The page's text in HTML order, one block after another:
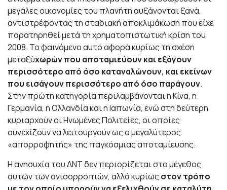
μεγάλες οικονομίες του πλανήτη αυξάνονται ξανά,
αντιστρέφοντας τη σταδιακή αποκλιμάκωση που είχε
παρατηρηθεί μετά τη χρηματοπιστωτική κρίση του
2008. Το φαινόμενο αυτό αφορά κυρίως τη σχέση
μεταξύχωρών που αποταμιεύουν και εξάγουν
περισσότερο από όσο καταναλώνουν, και εκείνων
που εισάγουν περισσότερο από όσο παράγουν.
Στην πρώτη κατηγορία περιλαμβάνονται η Κίνα, η
Γερμανία, η Ολλανδία και η Ιαπωνία, ενώ στη δεύτερη
κυριαρχούν οιΗνωμένες Πολιτείες, οι οποίες
συνεχίζουν να λειτουργούν ως ο μεγαλύτερος
«απορροφητής» της παγκόσμιας αποταμίευσης.
Η ανησυχία του ΔΝΤ δεν περιορίζεται στο μέγεθος
αυτών των ανισορροπιών, αλλά κυρίως στον τρόπο